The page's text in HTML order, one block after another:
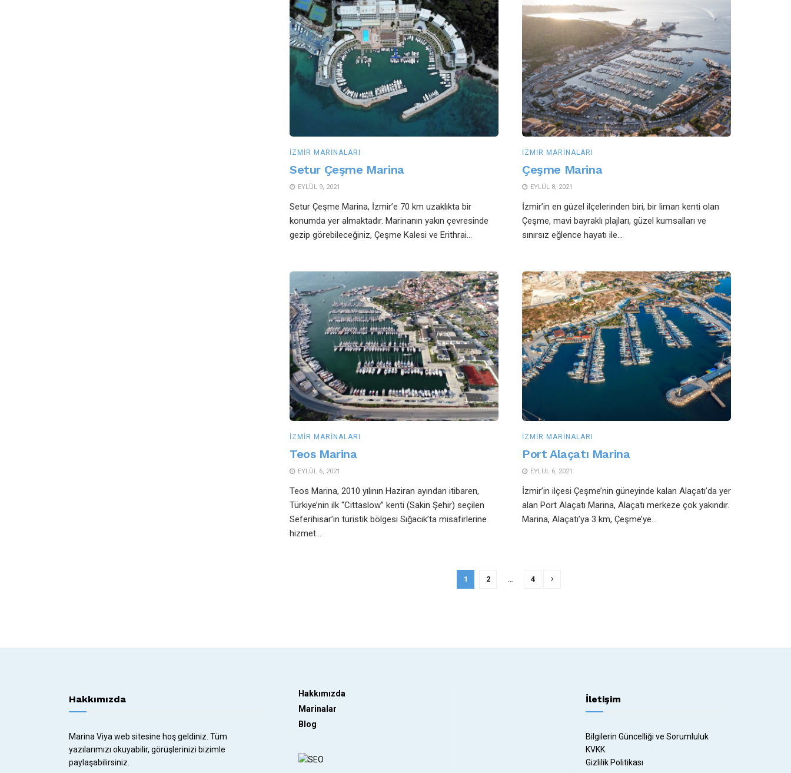
İZMIR MARINALARI
Setur Çeşme Marina
EYLÜL 9, 2021
Setur Çeşme Marina, İzmir’e 70 km uzaklıkta bir
konumda yer almaktadır. Marinanın yakın çevresinde
gezip görebileceğiniz, Çeşme Kalesi ve Erithrai...
İZMIR MARINALARI
Çeşme Marina
EYLÜL 8, 2021
İzmir’in en güzel ilçelerinden biri, bir liman kenti olan
Çeşme, mavi bayraklı plajları, güzel kumsalları ve
sınırsız eğlence hayatı ile...
İZMIR MARINALARI
Teos Marina
EYLÜL 6, 2021
Teos Marina, 2010 yılının Haziran ayından itibaren,
Türkiye’nin ilk “Cittaslow” kenti (Sakin Şehir) seçilen
Seferihisar’ın turistik bölgesi Sığacık’ta misafirlerine
hizmet...
İZMIR MARINALARI
Port Alaçatı Marina
EYLÜL 6, 2021
İzmir’in ilçesi Çeşme’nin güneyinde kalan Alaçatı’da yer
alan Port Alaçatı Marina, Alaçatı merkeze çok yakındır.
Marina, Alaçatı’ya 3 km, Çeşme’ye...
1 2 … 4
Hakkımızda
Marina Viya web sitesine hoş geldiniz. Tüm
yazılarımızı okuyabilir, görüşlerinizi bizimle
paylaşabilirsiniz.
Hakkımızda
Marinalar
Blog
İletişim
Bilgilerin Güncelliği ve Sorumluluk
KVKK
Gizlilik Politikası